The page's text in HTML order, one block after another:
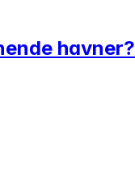
havner?